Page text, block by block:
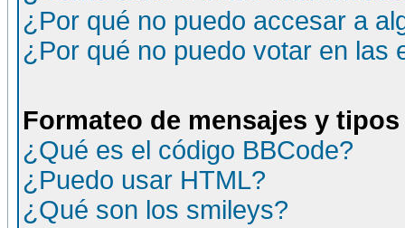
¿Por qué no puedo accesar a
¿Por qué no puedo votar en las
Formateo de mensajes y
¿Qué es el código BBCode?
¿Puedo usar HTML?
¿Qué son los smileys?